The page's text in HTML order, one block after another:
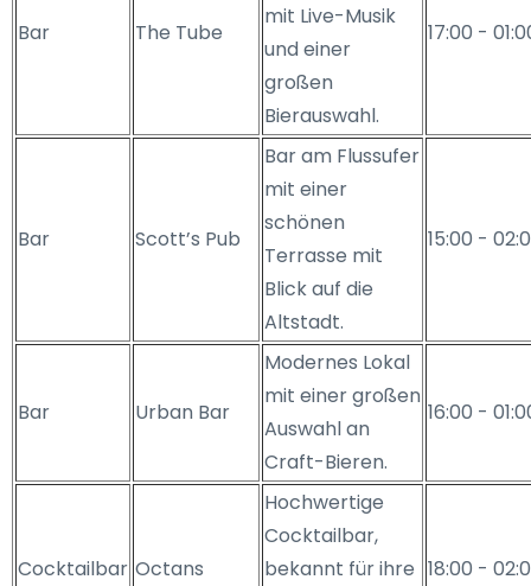
Bar The Tube
mit Live-Musik
und einer
großen
Bierauswahl.
17:00 -
Bar Scott’s Pub
Bar am Flussufer
mit einer
schönen
Terrasse mit
Blick auf die
Altstadt.
15:00 -
Bar Urban Bar
Modernes Lokal
mit einer großen
Auswahl an
Craft-Bieren.
16:00 -
Cocktailbar Octans
Hochwertige
Cocktailbar,
bekannt für ihre 18:00 -